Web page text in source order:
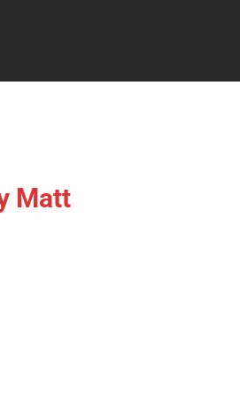
Matt